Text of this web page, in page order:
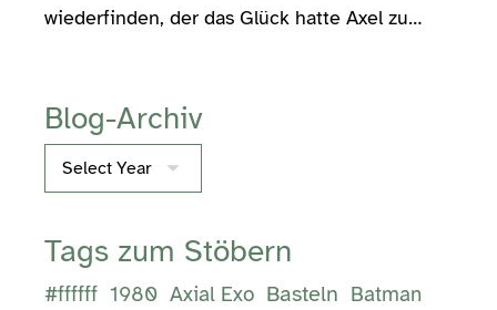
wiederfinden, der das Glück hatte Axel zu…
Blog-Archiv
Archives
Tags zum Stöbern
#ffffff 1980 Axial Exo Basteln Batman